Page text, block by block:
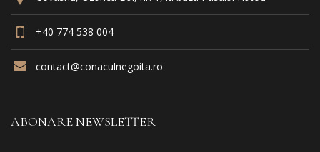
+40 774 538 004
contact@conaculnegoita.ro
ABONARE NEWSLETTER